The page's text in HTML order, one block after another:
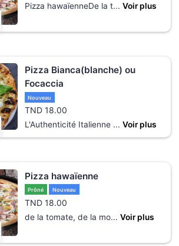
Pizza hawaïenneDe la t... Voir plus
Pizza Bianca(blanche) ou
Focaccia
Nouveau
TND 18.00
L'Authenticité Italienne ... Voir plus
Pizza hawaïenne
Prôné Nouveau
TND 18.00
de la tomate, de la mo... Voir plus